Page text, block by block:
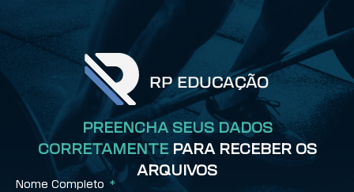
PREENCHA SEUS DADOS
CORRETAMENTEPARA RECEBER OS
ARQUIVOS
Nome Completo